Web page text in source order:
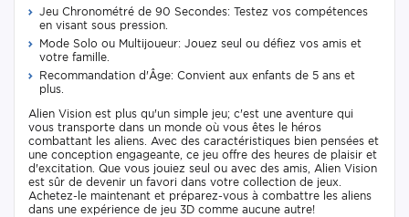
Jeu Chronométré de 90 Secondes: Testez vos compétences
en visant sous pression.
Mode Solo ou Multijoueur: Jouez seul ou défiez vos amis et
votre famille.
Recommandation d'Âge: Convient aux enfants de 5 ans et
plus.
Alien Vision est plus qu'un simple jeu; c'est une aventure qui
vous transporte dans un monde où vous êtes le héros
combattant les aliens. Avec des caractéristiques bien pensées et
une conception engageante, ce jeu offre des heures de plaisir et
d'excitation. Que vous jouiez seul ou avec des amis, Alien Vision
est sûr de devenir un favori dans votre collection de jeux.
Achetez-le maintenant et préparez-vous à combattre les aliens
dans une expérience de jeu 3D comme aucune autre!